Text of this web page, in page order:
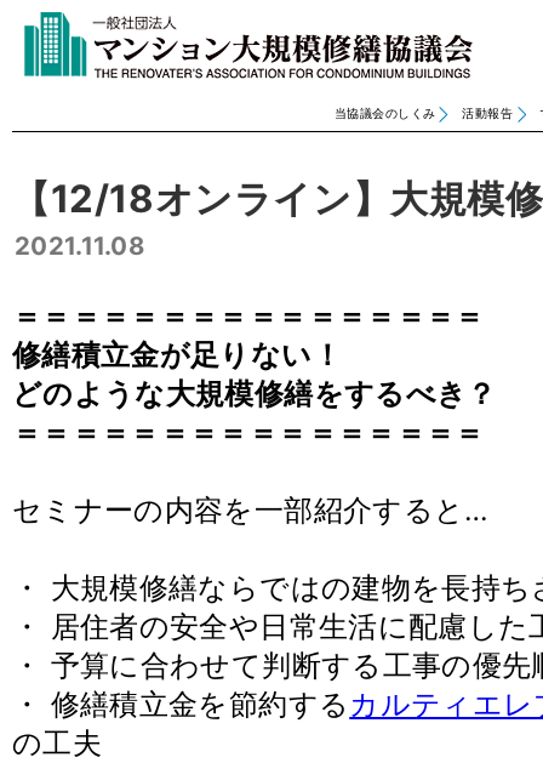
当協議会のしくみ 活動報告
【12/18オンライン】大規模
2021.11.08
＝＝＝＝＝＝＝＝＝＝＝＝＝＝＝＝
修繕積立金が足りない！
どのような大規模修繕をするべき？
＝＝＝＝＝＝＝＝＝＝＝＝＝＝＝＝
セミナーの内容を一部紹介すると…
・ 大規模修繕ならではの建物を長持
・ 居住者の安全や日常生活に配慮した
・ 予算に合わせて判断する工事の優
・ 修繕積立金を節約する カルティエ
の工夫